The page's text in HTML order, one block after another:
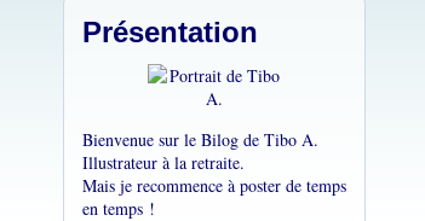
Présentation
Bienvenue sur le Bilog de Tibo A.
Illustrateur à la retraite.
Mais je recommence à poster de temps
en temps !